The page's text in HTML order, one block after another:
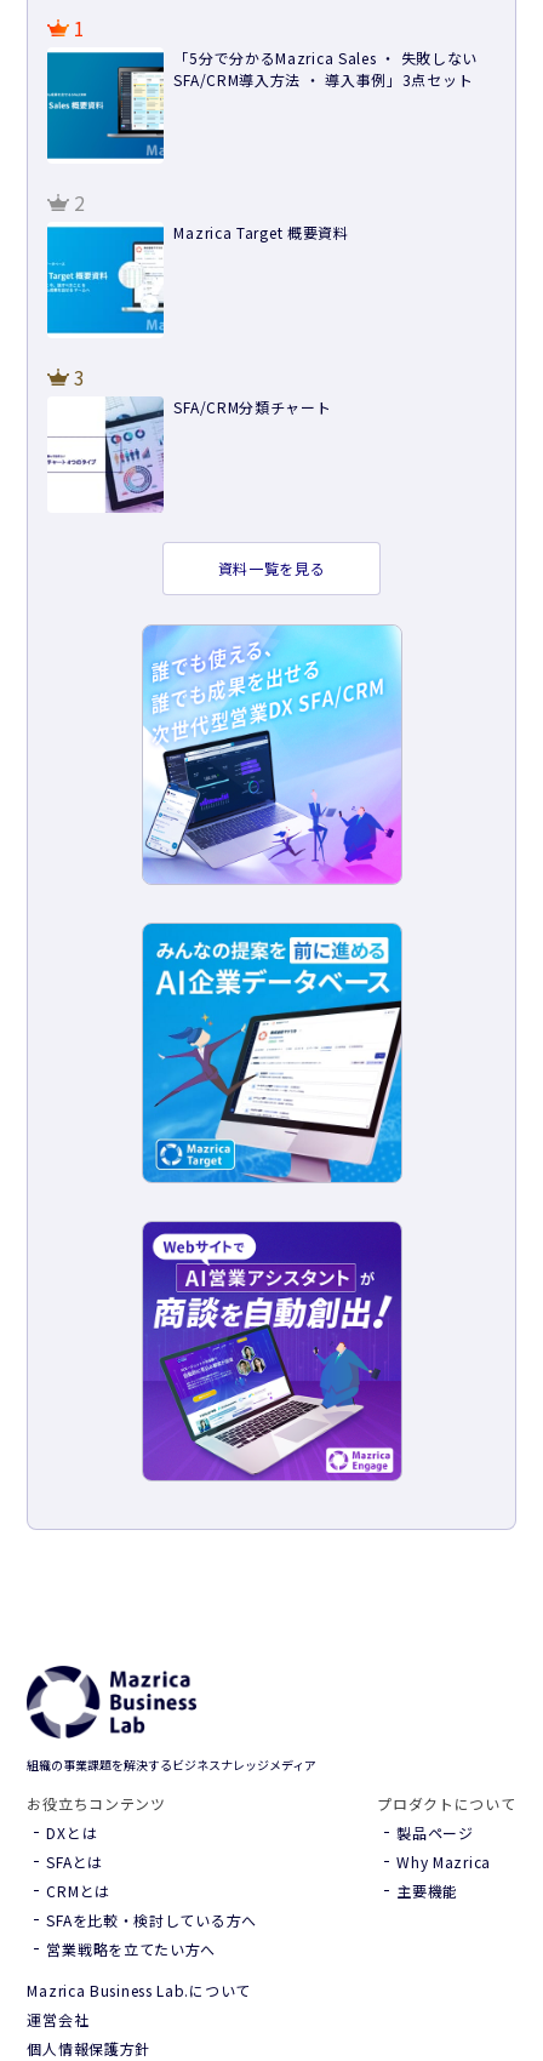
1
「5分で分かるMazrica Sales ・ 失敗しない
SFA/CRM導入方法 ・ 導入事例」3点セット
2
Mazrica Target 概要資料
3
SFA/CRM分類チャート
資料一覧を見る
組織の事業課題を解決するビジネスナレッジメディア
お役立ちコンテンツ
DXとは
SFAとは
CRMとは
SFAを比較・検討している方へ
営業戦略を立てたい方へ
プロダクトについて
製品ページ
Why Mazrica
主要機能
Mazrica Business Lab.について
運営会社
個人情報保護方針
Hana（お客さま専用AI）